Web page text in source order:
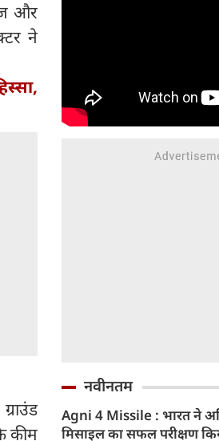
और
ने
कीम
नवीनतम
Agni 4 Missile : भारत ने
मिसाइल का सफल परीक्षण